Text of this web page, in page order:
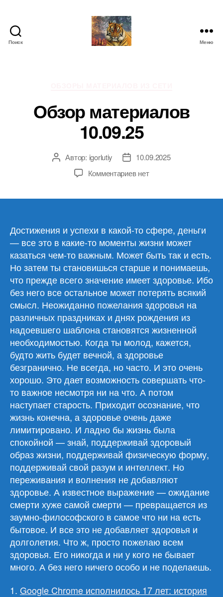
Поиск Меню
Обзор материалов
10.09.25
Автор
записи
Автор: igorlutiy
Дата10.09.2025
Комментариевк
нет
Достижения и успехи в какой-то сфере, деньги
— все это в какие-то моменты жизни может
казаться чем-то важным. Может быть так и есть.
Но затем ты становишься старше и понимаешь,
что прежде всего значение имеет здоровье. Ибо
без него все остальное может потерять всякий
смысл. Неожиданно пожелания здоровья на
различных праздниках и днях рождения из
надоевшего шаблона становятся жизненной
необходимостью. Когда ты молод, кажется,
будто жить будет вечной, а здоровье
безгранично. Не всегда, но часто. И это очень
хорошо. Это дает возможность совершать что-
то важное несмотря ни на что. А потом
наступает старость. Приходит осознание, что
жизнь конечна, а здоровье очень даже
лимитировано. И ладно бы жизнь была
спокойной — знай, поддерживай здоровый
образ жизни, поддерживай физическую форму,
поддерживай свой разум и интеллект. Но
переживания и волнения не добавляют
здоровье. А известное выражение — ожидание
смерти хуже самой смерти — превращается из
заумно-философского в самое что ни на есть
бытовое. И все это не добавляет здоровья и
долголетия. Что ж, просто пожелаю всем
здоровья. Его никогда и ни у кого не бывает
много. А без него ничего особо и не поделаешь.
1. Google Chrome исполнилось 17 лет: история